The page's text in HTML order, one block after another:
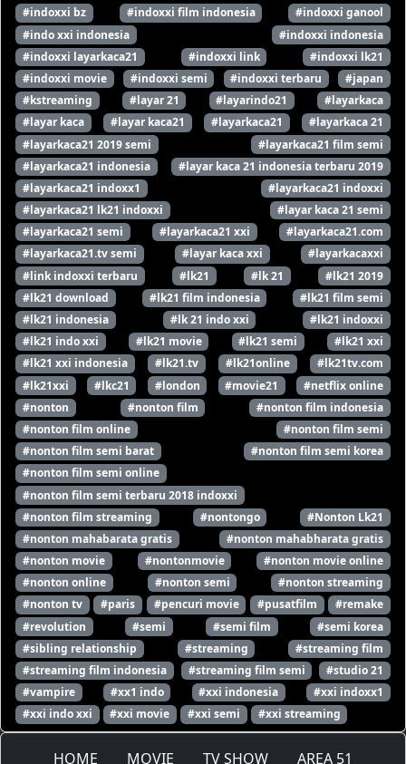
#indoxxi bz
#indoxxi film indonesia
#indoxxi ganool
#indo xxi indonesia
#indoxxi indonesia
#indoxxi layarkaca21
#indoxxi link
#indoxxi lk21
#indoxxi movie
#indoxxi semi #indoxxi terbaru
#japan
#kstreaming
#layar 21 #layarindo21
#layarkaca
#layar kaca
#layar kaca21 #layarkaca21
#layarkaca 21
#layarkaca21 2019 semi
#layarkaca21 film semi
#layarkaca21 indonesia
#layar kaca 21 indonesia terbaru 2019
#layarkaca21 indoxx1
#layarkaca21 indoxxi
#layarkaca21 lk21 indoxxi
#layar kaca 21 semi
#layarkaca21 semi
#layarkaca21 xxi
#layarkaca21.com
#layarkaca21.tv semi
#layar kaca xxi
#layarkacaxxi
#link indoxxi terbaru
#lk21 #lk 21
#lk21 2019
#lk21 download
#lk21 film indonesia
#lk21 film semi
#lk21 indonesia
#lk 21 indo xxi
#lk21 indoxxi
#lk21 indo xxi
#lk21 movie #lk21 semi
#lk21 xxi
#lk21 xxi indonesia
#lk21.tv #lk21online
#lk21tv.com
#lk21xxi
#lkc21 #london #movie21
#netflix online
#nonton
#nonton film
#nonton film indonesia
#nonton film online
#nonton film semi
#nonton film semi barat
#nonton film semi korea
#nonton film semi online
#nonton film semi terbaru 2018 indoxxi
#nonton film streaming
#nontongo
#Nonton Lk21
#nonton mahabarata gratis
#nonton mahabharata gratis
#nonton movie
#nontonmovie
#nonton movie online
#nonton online
#nonton semi
#nonton streaming
#nonton tv
#paris #pencuri movie #pusatfilm
#remake
#revolution
#semi #semi film
#semi korea
#sibling relationship
#streaming
#streaming film
#streaming film indonesia
#streaming film semi
#studio 21
#vampire
#xx1 indo #xxi indonesia
#xxi indoxx1
#xxi indo xxi
#xxi movie #xxi semi #xxi streaming
HOME MOVIE TV SHOW
AREA 51